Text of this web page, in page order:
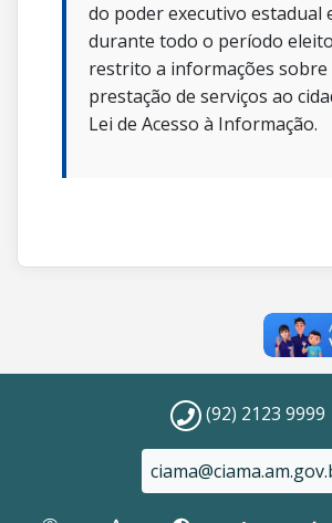
do poder executivo estadual
durante todo o período
restrito a informações sobre
prestação de serviços ao
Lei de Acesso à Informação.
(92) 2123 9999